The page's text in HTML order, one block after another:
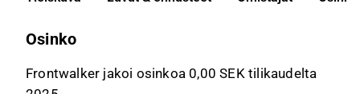
Osinko
Frontwalker jakoi osinkoa 0,00 SEK tilikaudelta